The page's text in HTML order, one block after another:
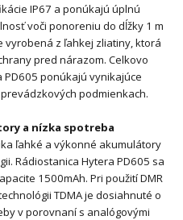
IP67 a ponúkajú úplnú
voči ponoreniu do dĺžky 1 m
vyrobená z ľahkej zliatiny, ktorá
pred nárazom. Celkovo
ponúkajú vynikajúce
podmienkach.
a nízka spotreba
ľahké a výkonné akumulátory
Rádiostanica Hytera PD605 sa
1500mAh. Pri použití DMR
TDMA je dosiahnuté o
v porovnaní s analógovými